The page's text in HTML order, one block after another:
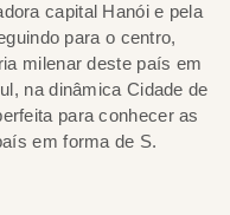
capital Hanói e pela
para o centro,
milenar deste país em
na dinâmica Cidade de
para conhecer as
em forma de S.